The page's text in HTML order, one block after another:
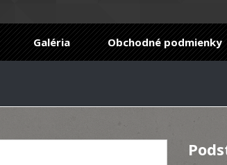
Galéria Obchodné podmienky